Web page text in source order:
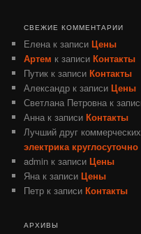
СВЕЖИЕ КОММЕНТАРИИ
Елена к записиЦены
Артем к записиКонтакты
Путик к записиКонтакты
Александр к записиЦены
Светлана Петровна к
Анна к записиКонтакты
Лучший друг
электрика круглосуточно
admin к записиЦены
Яна к записиЦены
Петр к записиКонтакты
АРХИВЫ